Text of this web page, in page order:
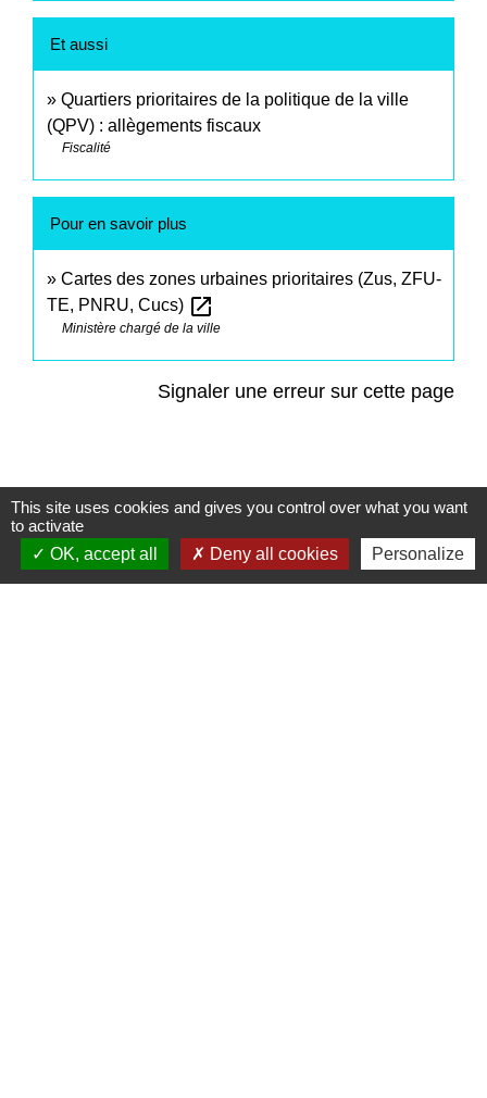
Et aussi
Quartiers prioritaires de la politique de la ville
(QPV) : allègements fiscaux
Fiscalité
Pour en savoir plus
Cartes des zones urbaines prioritaires (Zus, ZFU-
TE, PNRU, Cucs) open_in_new
Ministère chargé de la ville
Signaler une erreur sur cette page
Contacts
Commune de Saint-Mesmes
This site uses cookies and gives you control over what you want
to activate
OK, accept all
Deny all cookies Personalize